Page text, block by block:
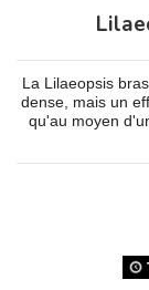
La Lilaeopsis
dense, mais un
qu'au moyen